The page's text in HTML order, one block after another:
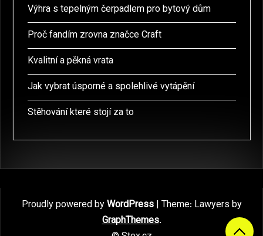
Výhra s tepelným čerpadlem pro bytový dům
Proč fandím zrovna značce Craft
Kvalitní a pěkná vrata
Jak vybrat úsporné a spolehlivé vytápění
Stěhování které stojí za to
Proudly powered byWordPress | Theme: Lawyers by
GraphThemes.